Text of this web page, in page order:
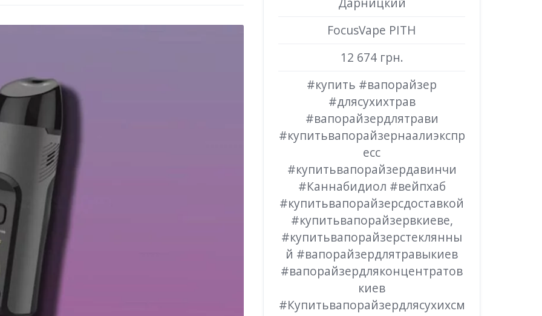
FocusVape PITH
12 674 грн.
#купить #вапорайзер
#длясухихтрав
#вапорайзердлятрави
#купитьвапорайзернаалиэкспр
есс
#купитьвапорайзердавинчи
#Каннабидиол #вейпхаб
#купитьвапорайзерсдоставкой
#купитьвапорайзервкиеве,
#купитьвапорайзерстеклянны
й #вапорайзердлятравыкиев
#вапорайзердляконцентратов
киев
#Купитьвапорайзердлясухихсм